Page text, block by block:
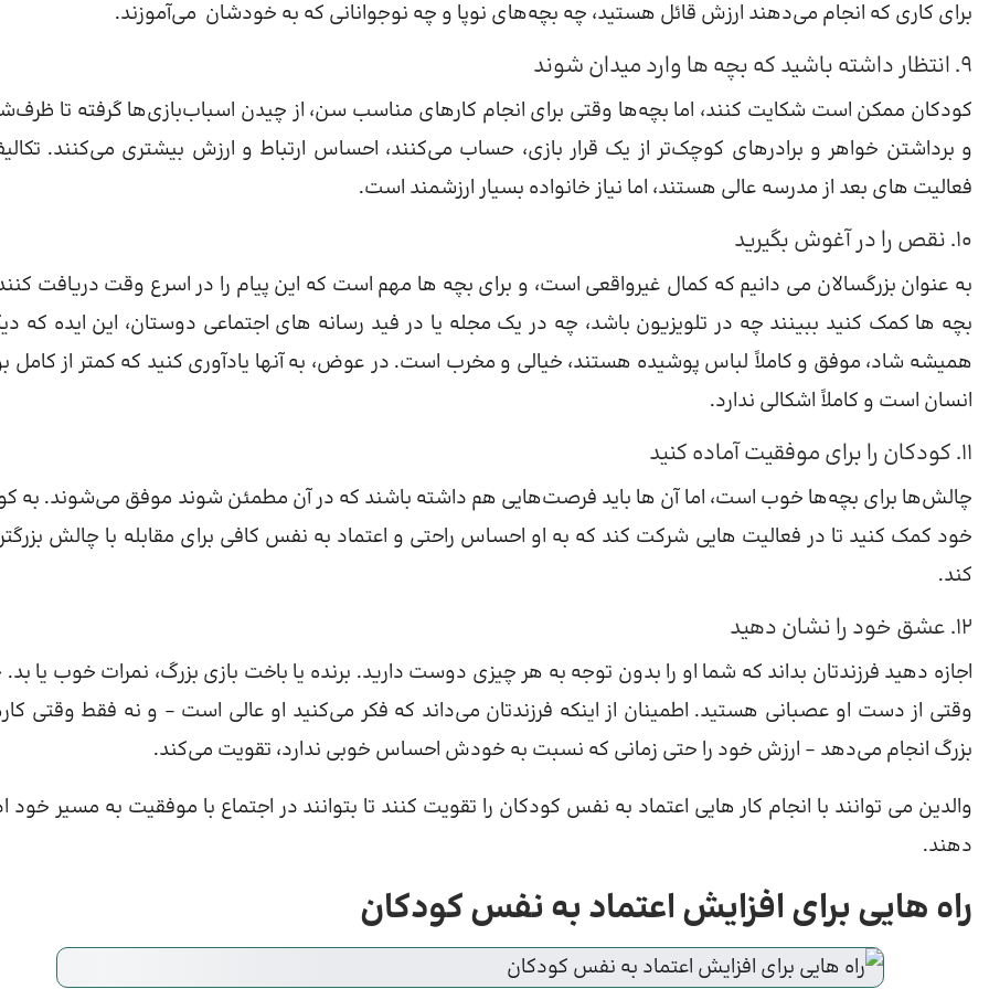
برای کاری که انجام می‌دهند ارزش قائل هستید، چه بچه‌های نوپا و چه نوجوانانی که به خودشان می‌آموزند.
9. انتظار داشته باشید که بچه ها وارد میدان شوند
کودکان ممکن است شکایت کنند، اما بچه‌ها وقتی برای انجام کارهای مناسب سن، از چیدن اسباب‌بازی‌ها گرفته تا
و برداشتن خواهر و برادرهای کوچک‌تر از یک قرار بازی، حساب می‌کنند، احساس ارتباط و ارزش بیشتری می‌کنند.
فعالیت های بعد از مدرسه عالی هستند، اما نیاز خانواده بسیار ارزشمند است.
10. نقص را در آغوش بگیرید
به عنوان بزرگسالان می دانیم که کمال غیرواقعی است، و برای بچه ها مهم است که این پیام را در اسرع وقت دریافت
بچه ها کمک کنید ببینند چه در تلویزیون باشد، چه در یک مجله یا در فید رسانه های اجتماعی دوستان، این ایده که
همیشه شاد، موفق و کاملاً لباس پوشیده هستند، خیالی و مخرب است. در عوض، به آنها یادآوری کنید که کمتر از کامل
انسان است و کاملاً اشکالی ندارد.
11. کودکان را برای موفقیت آماده کنید
چالش‌ها برای بچه‌ها خوب است، اما آن ها باید فرصت‌هایی هم داشته باشند که در آن مطمئن شوند موفق می‌شوند. به
خود کمک کنید تا در فعالیت هایی شرکت کند که به او احساس راحتی و اعتماد به نفس کافی برای مقابله با چالش
کند.
12. عشق خود را نشان دهید
اجازه دهید فرزندتان بداند که شما او را بدون توجه به هر چیزی دوست دارید. برنده یا باخت بازی بزرگ، نمرات خوب یا
وقتی از دست او عصبانی هستید. اطمینان از اینکه فرزندتان می‌داند که فکر می‌کنید او عالی است – و نه فقط وقتی
بزرگ انجام می‌دهد – ارزش خود را حتی زمانی که نسبت به خودش احساس خوبی ندارد، تقویت می‌کند.
والدین می توانند با انجام کار هایی اعتماد به نفس کودکان را تقویت کنند تا بتوانند در اجتماع با موفقیت به مسیر خود
دهند.
راه هایی برای افزایش اعتماد به نفس کودکان